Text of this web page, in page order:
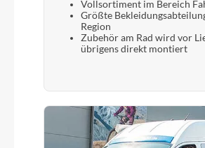
Vollsortiment im Bereich
Größte
Region
Zubehör am Rad wird vor
übrigens direkt montiert